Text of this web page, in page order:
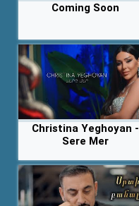
Coming Soon
Christina Yeghoyan -
Sere Mer